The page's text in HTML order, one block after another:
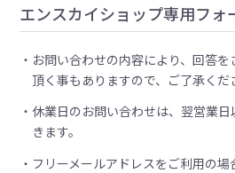
エンスカイショップ専用フォ
お問い合わせの内容により、回答
頂く事もありますので、ご了承くだ
休業日のお問い合わせは、翌営業
きます。
フリーメールアドレスをご利用の